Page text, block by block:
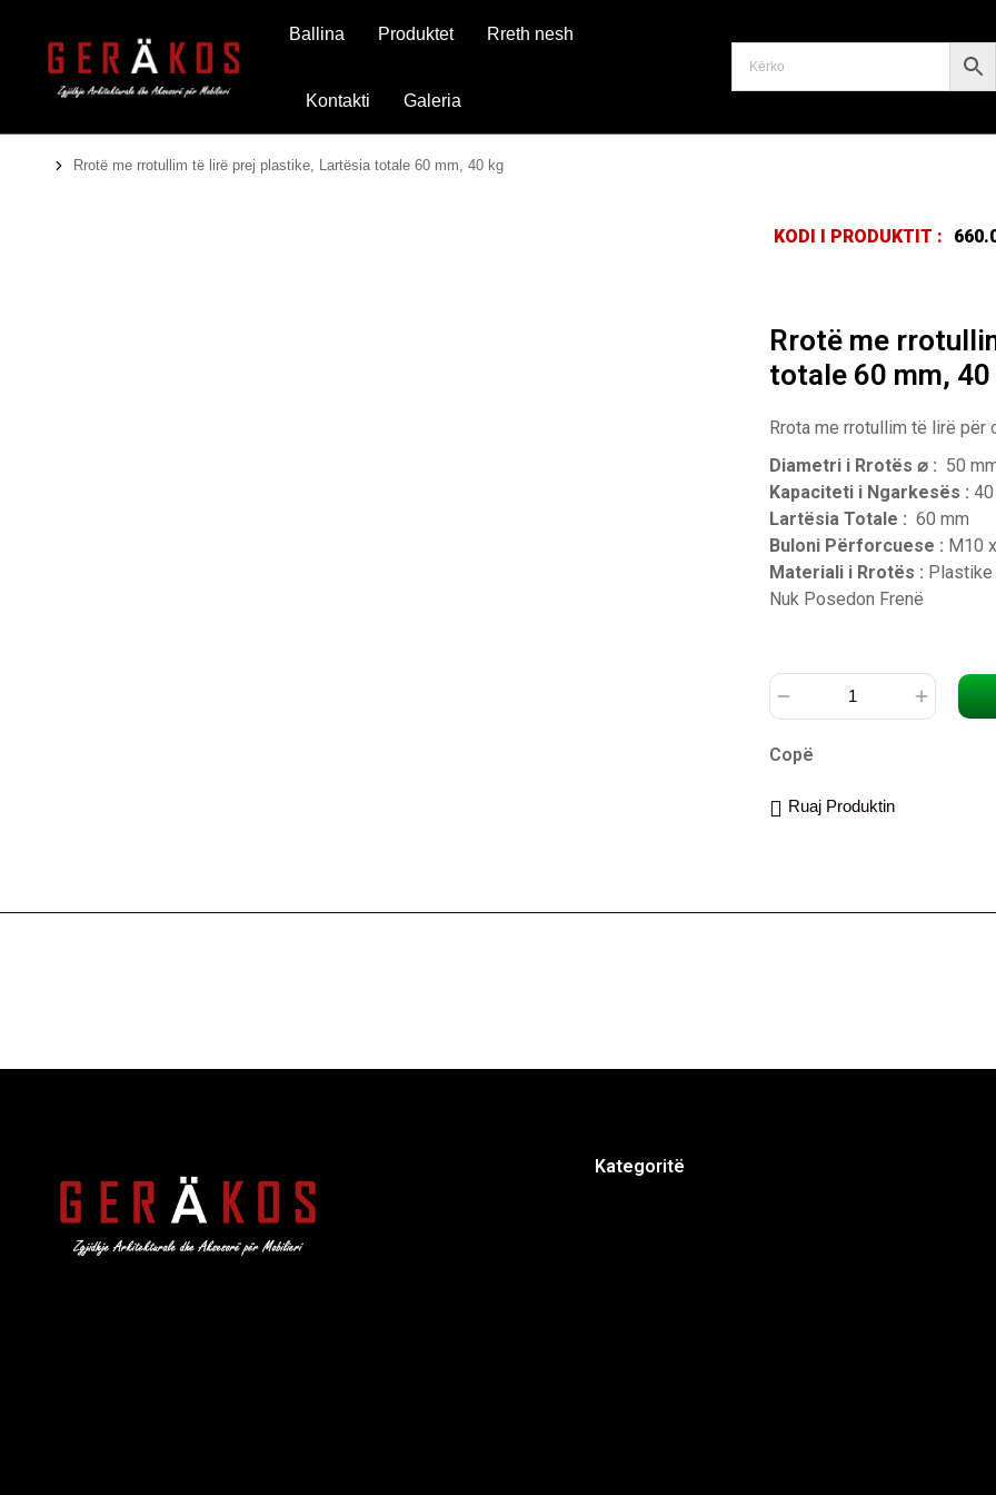
Ballina Produktet Rreth nesh
Kontakti Galeria
You are here:
Rrotë me rrotullim të lirë prej plastike, Lartësia totale 60 mm, 40 kg
KODI I PRODUKTIT :
Rrotë me
totale 60 mm, 40
Rrota me rrotullim të lirë për
Diametri i Rrotës ⌀ : 50
Kapaciteti i Ngarkesës :
Lartësia Totale : 60 mm
Buloni Përforcuese : M10
Materiali i Rrotës : Plastike
Nuk Posedon Frenë
Copë
Ruaj Produktin
Kategoritë